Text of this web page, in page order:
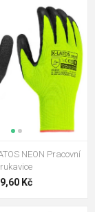
NEON Pracovní
rukavice
9,60 Kč